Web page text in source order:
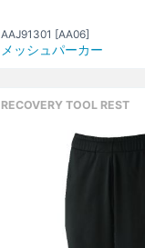
AAJ91301 [AA06]
メッシュパーカー
RECOVERY TOOL REST